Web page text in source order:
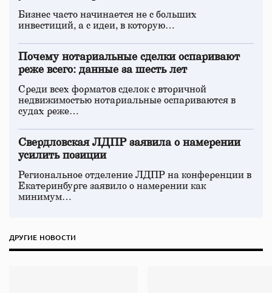
Бизнес часто начинается не с больших
инвестиций, а с идеи, в которую…
Почему нотариальные сделки оспаривают
реже всего: данные за шесть лет
Среди всех форматов сделок с вторичной
недвижимостью нотариальные оспариваются в
судах реже…
Свердловская ЛДПР заявила о намерении
усилить позиции
Региональное отделение ЛДПР на конференции в
Екатеринбурге заявило о намерении как
минимум…
ДРУГИЕ НОВОСТИ